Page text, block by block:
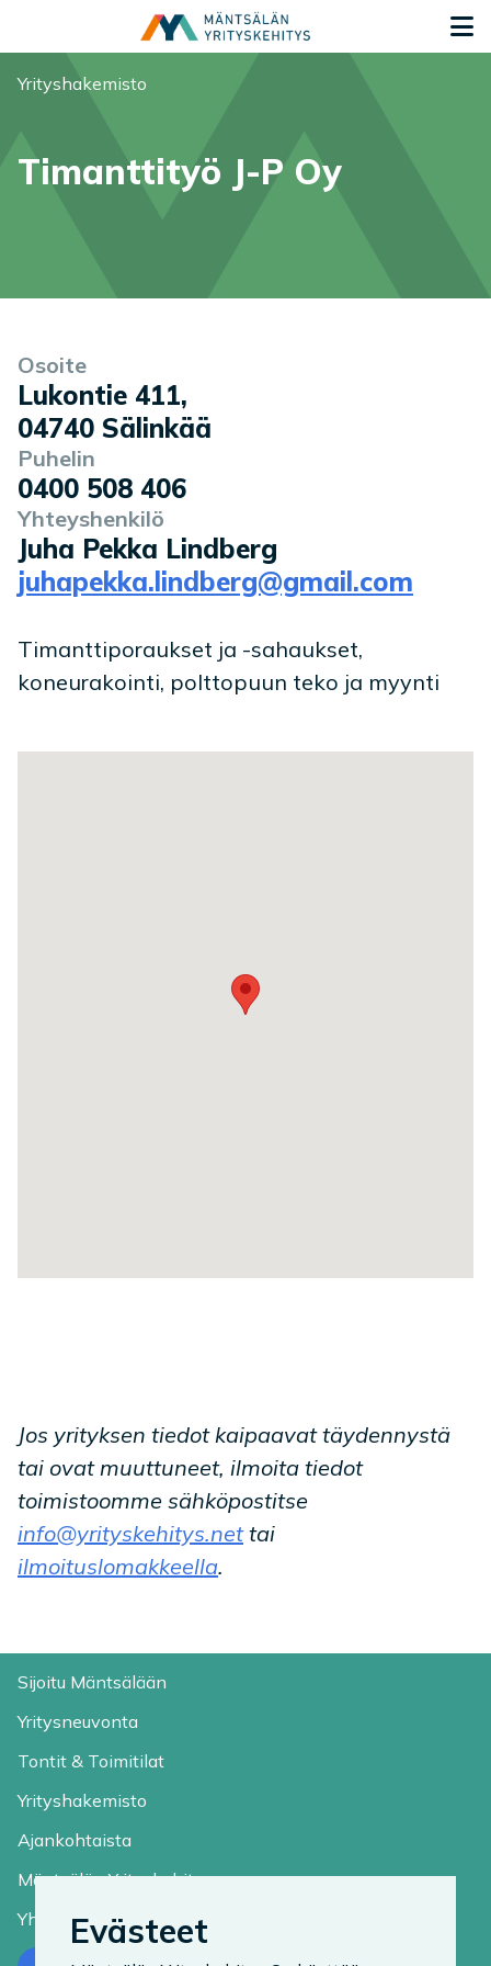
Olet tässä:
Yrityshakemisto
Timanttityö J-P Oy
Yrityksen tiedot
Osoite
Lukontie 411,
04740 Sälinkää
Puhelin
0400 508 406
Yhteyshenkilö
Juha Pekka Lindberg
juhapekka.lindberg@gmail.com
Palvelukuvaus
Timanttiporaukset ja -sahaukset,
koneurakointi, polttopuun teko ja myynti
Jos yrityksen tiedot kaipaavat täydennystä
tai ovat muuttuneet, ilmoita tiedot
toimistoomme sähköpostitse
info@yrityskehitys.nettai
ilmoituslomakkeella.
Sijoitu Mäntsälään
Yritysneuvonta
Tontit & Toimitilat
Yrityshakemisto
Ajankohtaista
Mäntsälän Yrityskehitys
YhteystiedotEvästeet